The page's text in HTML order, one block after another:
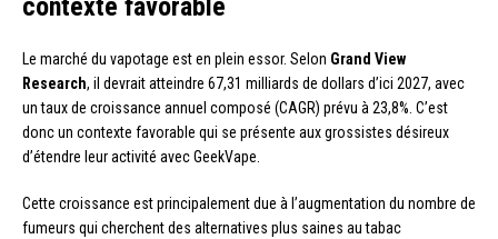
Le marché du vapotage est en plein essor. Selon Grand View
Research, il devrait atteindre 67,31 milliards de dollars d’ici 2027, avec
un taux de croissance annuel composé (CAGR) prévu à 23,8%. C’est
donc un contexte favorable qui se présente aux grossistes désireux
d’étendre leur activité avec GeekVape.
Cette croissance est principalement due à l’augmentation du nombre de
fumeurs qui cherchent des alternatives plus saines au tabac